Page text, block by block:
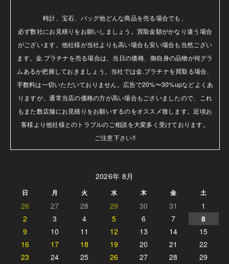
時計、宝石、バッグ他どんな商品を売る場合でも、
必ず数社にお見積りをお願いしましょう。買取金額がかなり違う場合
がございます。他社様が当社よりも高い場合も安い場合も当然ござい
ます。金.プラチナを売る場合は、当日の価格、御自身の品物が何グラ
ムあるか把握しておきましょう。当社では金.プラチナを買取る場合、
手数料は一切いただいておりません。広告で20%〜30%upなどよくあ
りますが、通常当店の価格の方が高い場合もございましたので、これ
もまた数店舗にお見積りをお願いするのをオススメ致します。近頃お
客様より他社様とのトラブルのご相談を大変多く受けております。
ご注意下さい!!
2026年 8月
日 月 火 水 木 金 土
26 27 28 29 30 31
1
2
3 4 5 6 7
8
9
10 11 12 13 14
15
16
17 18 19 20 21
22
23
24 25 26 27 28
29